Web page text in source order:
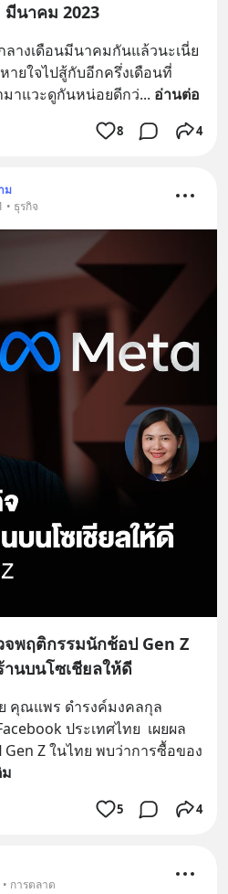
มีนาคม 2023
ลางเดือนมีนาคมกันแล้วนะเนี่ย
ยใจไปสู้กับอีกครึ่งเดือนที่
มาแวะดูกันหน่อยดีกว่... อ่านต่อ
8 4
ม
• ธุรกิจ
จพฤติกรรมนักช้อป Gen Z
นบนโซเชียลให้ดี
คุณแพร ดํารงค์มงคลกุล
ประเทศไทย  เผยผล
Z ในไทย พบว่าการซื้อของ
5 4
• การตลาด